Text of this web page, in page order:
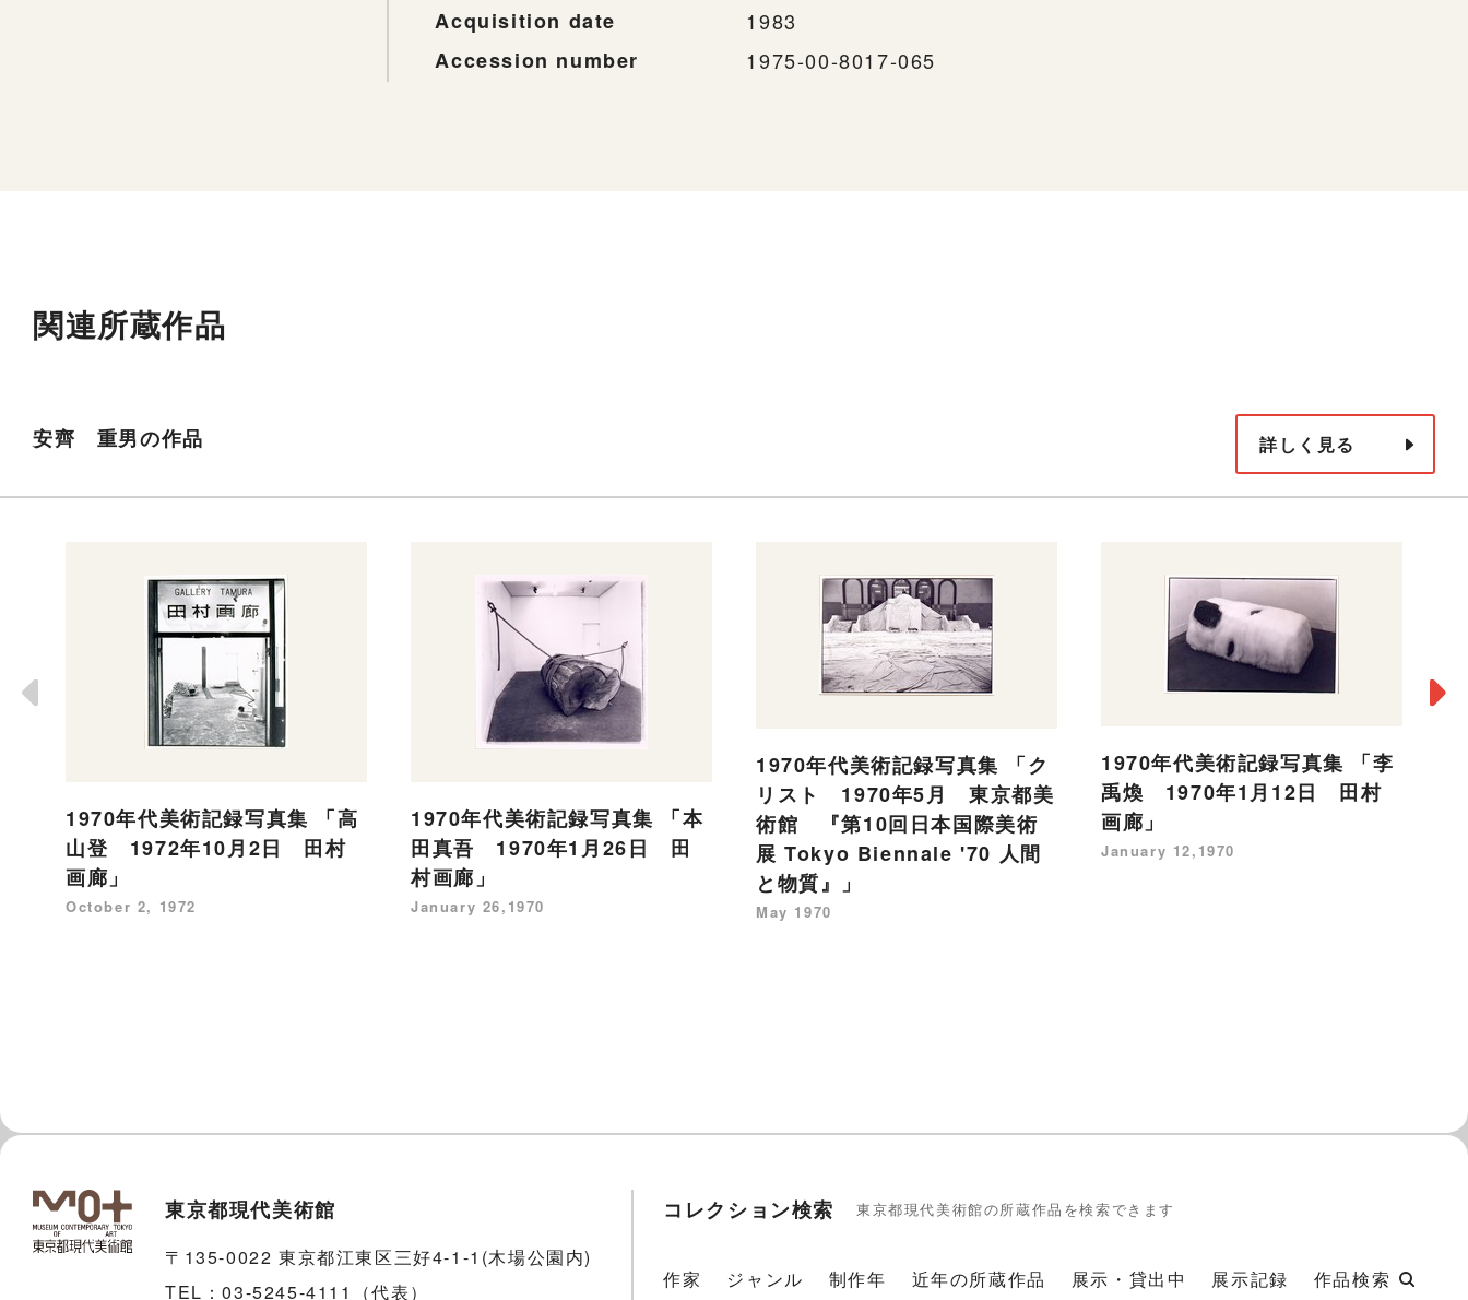
Acquisition date
1983
Accession number
1975-00-8017-065
関連所蔵作品
安齊 重男の作品 詳しく見る
1970年代美術記録写真集 「高
山登 1972年10月2日 田村
画廊」
October 2, 1972
1970年代美術記録写真集 「本
田真吾 1970年1月26日 田
村画廊」
January 26,1970
1970年代美術記録写真集 「ク
リスト 1970年5月 東京都美
術館 『第10回日本国際美術
展 Tokyo Biennale '70 人間
と物質』」
May 1970
1970年代美術記録写真集 「李
禹煥 1970年1月12日 田村
画廊」
January 12,1970
東京都現代美術館
〒135-0022 東京都江東区三好4-1-1(木場公園内)
TEL：03-5245-4111（代表）
コレクション検索 東京都現代美術館の所蔵作品を検索できます
作家 ジャンル 制作年 近年の所蔵作品 展示・貸出中 展示記録 作品検索